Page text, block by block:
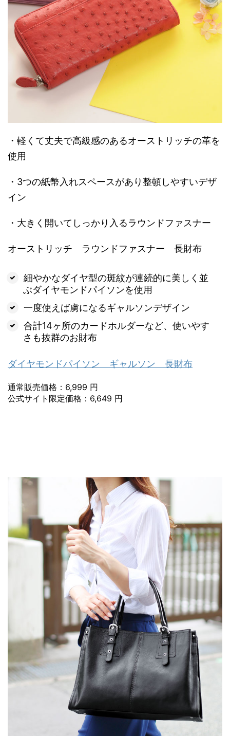
・軽くて丈夫で高級感のあるオーストリッチの革を
使用
・3つの紙幣入れスペースがあり整頓しやすいデザ
イン
・大きく開いてしっかり入るラウンドファスナー
オーストリッチ ラウンドファスナー 長財布
細やかなダイヤ型の斑紋が連続的に美しく並
ぶダイヤモンドパイソンを使用
一度使えば虜になるギャルソンデザイン
合計14ヶ所のカードホルダーなど、使いやす
さも抜群のお財布
ダイヤモンドパイソン ギャルソン 長財布
通常販売価格：6,999 円
公式サイト限定価格：6,649 円